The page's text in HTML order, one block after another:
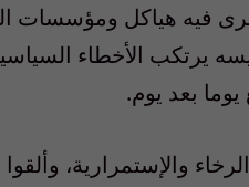
فيه هياكل ومؤسسات
يرتكب الأخطاء
بعد يوم.
والإستمرارية، وألقوا